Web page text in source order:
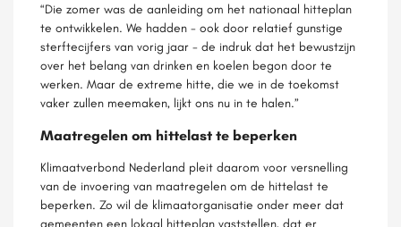
“Die zomer was de aanleiding om het nationaal hitteplan
te ontwikkelen. We hadden - ook door relatief gunstige
sterftecijfers van vorig jaar - de indruk dat het bewustzijn
over het belang van drinken en koelen begon door te
werken. Maar de extreme hitte, die we in de toekomst
vaker zullen meemaken, lijkt ons nu in te halen.”
Maatregelen om hittelast te beperken
Klimaatverbond Nederland pleit daarom voor versnelling
van de invoering van maatregelen om de hittelast te
beperken. Zo wil de klimaatorganisatie onder meer dat
gemeenten een lokaal hitteplan vaststellen, dat er